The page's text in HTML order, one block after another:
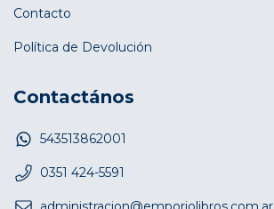
Contacto
Política de Devolución
Contactános
543513862001
0351 424-5591